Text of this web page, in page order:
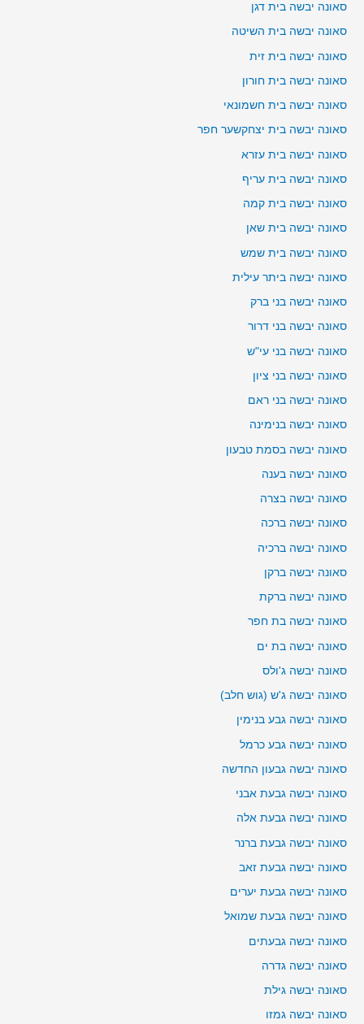
סאונה יבשה בית דגן
סאונה יבשה בית השיטה
סאונה יבשה בית זית
סאונה יבשה בית חורון
סאונה יבשה בית חשמונאי
סאונה יבשה בית יצחקשער חפר
סאונה יבשה בית עזרא
סאונה יבשה בית עריף
סאונה יבשה בית קמה
סאונה יבשה בית שאן
סאונה יבשה בית שמש
סאונה יבשה ביתר עילית
סאונה יבשה בני ברק
סאונה יבשה בני דרור
סאונה יבשה בני עי"ש
סאונה יבשה בני ציון
סאונה יבשה בני ראם
סאונה יבשה בנימינה
סאונה יבשה בסמת טבעון
סאונה יבשה בענה
סאונה יבשה בצרה
סאונה יבשה ברכה
סאונה יבשה ברכיה
סאונה יבשה ברקן
סאונה יבשה ברקת
סאונה יבשה בת חפר
סאונה יבשה בת ים
סאונה יבשה ג'ולס
סאונה יבשה ג'ש (גוש חלב)
סאונה יבשה גבע בנימין
סאונה יבשה גבע כרמל
סאונה יבשה גבעון החדשה
סאונה יבשה גבעת אבני
סאונה יבשה גבעת אלה
סאונה יבשה גבעת ברנר
סאונה יבשה גבעת זאב
סאונה יבשה גבעת יערים
סאונה יבשה גבעת שמואל
סאונה יבשה גבעתים
סאונה יבשה גדרה
סאונה יבשה גילת
סאונה יבשה גמזו